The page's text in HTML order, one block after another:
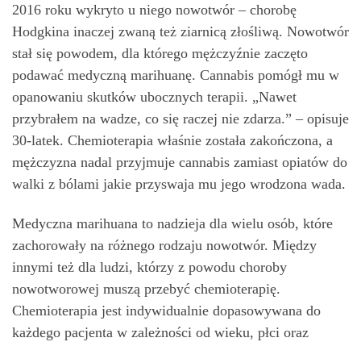
2016 roku wykryto u niego nowotwór – chorobę
Hodgkina inaczej zwaną też ziarnicą złośliwą. Nowotwór
stał się powodem, dla którego mężczyźnie zaczęto
podawać medyczną marihuanę. Cannabis pomógł mu w
opanowaniu skutków ubocznych terapii. „Nawet
przybrałem na wadze, co się raczej nie zdarza.” – opisuje
30-latek. Chemioterapia właśnie została zakończona, a
mężczyzna nadal przyjmuje cannabis zamiast opiatów do
walki z bólami jakie przyswaja mu jego wrodzona wada.
Medyczna marihuana to nadzieja dla wielu osób, które
zachorowały na różnego rodzaju nowotwór. Między
innymi też dla ludzi, którzy z powodu choroby
nowotworowej muszą przebyć chemioterapię.
Chemioterapia jest indywidualnie dopasowywana do
każdego pacjenta w zależności od wieku, płci oraz